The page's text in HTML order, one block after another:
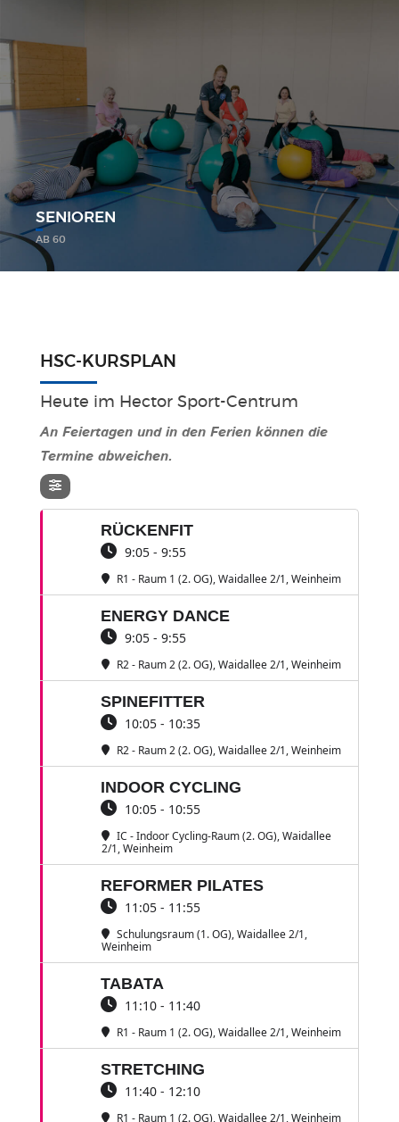
SENIOREN
AB 60
HSC-KURSPLAN
Heute im Hector Sport-Centrum
An Feiertagen und in den Ferien können die
Termine abweichen.
RÜCKENFIT
9:05 - 9:55
R1 - Raum 1 (2. OG), Waidallee 2/1, Weinheim
ENERGY DANCE
9:05 - 9:55
R2 - Raum 2 (2. OG), Waidallee 2/1, Weinheim
SPINEFITTER
10:05 - 10:35
R2 - Raum 2 (2. OG), Waidallee 2/1, Weinheim
INDOOR CYCLING
10:05 - 10:55
IC - Indoor Cycling-Raum (2. OG), Waidallee
2/1, Weinheim
REFORMER PILATES
11:05 - 11:55
Schulungsraum (1. OG), Waidallee 2/1,
Weinheim
TABATA
11:10 - 11:40
R1 - Raum 1 (2. OG), Waidallee 2/1, Weinheim
STRETCHING
11:40 - 12:10
R1 - Raum 1 (2. OG), Waidallee 2/1, Weinheim